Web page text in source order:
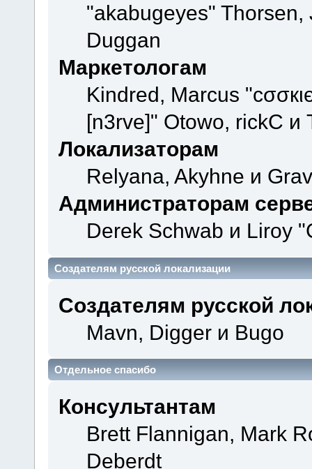
"akabugeyes"
Duggan
Маркетологам
Kindred, Marcus
[n3rve]" Otowo, rickC и
Локализаторам
Relyana, Akyhne и
Администраторам
Derek Schwab и Liroy
Создателям русской локализации
Создателям русской
Mavn, Digger и Bugo
Отдельное спасибо
Консультантам
Brett Flannigan, Mark
Deberdt